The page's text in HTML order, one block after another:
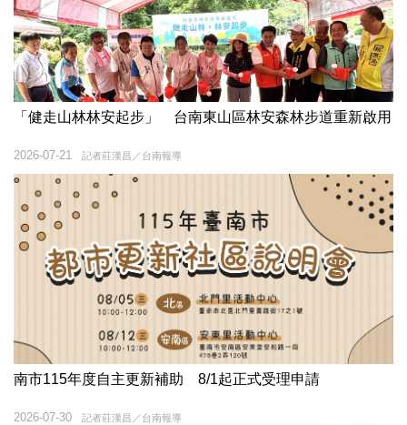
「健走山林林安起步」 台南東山區林安森林步道重新啟用
記者莊漢昌／台南報導
2026-07-21
南市115年度自主更新補助 8/1起正式受理申請
記者莊漢昌／台南報導
2026-07-30